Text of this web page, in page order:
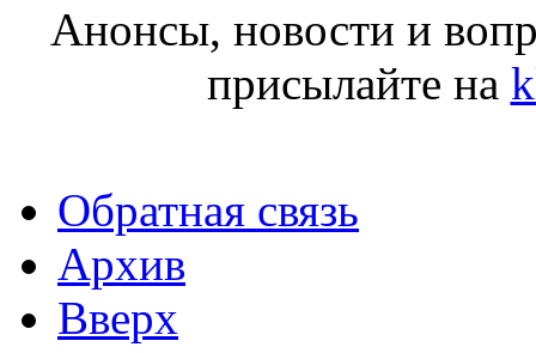
Анонсы, новости и
присылайте на
Обратная связь
Архив
Вверх